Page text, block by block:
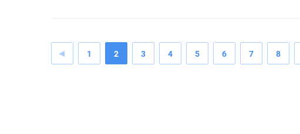
1 2 3 4 5 6 7 8